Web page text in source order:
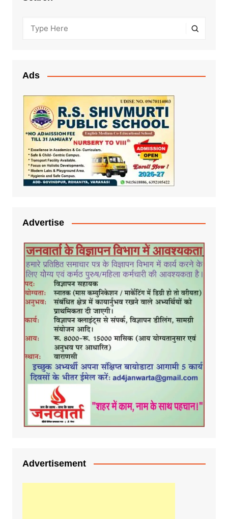
Ads
Advertise
Advertisement